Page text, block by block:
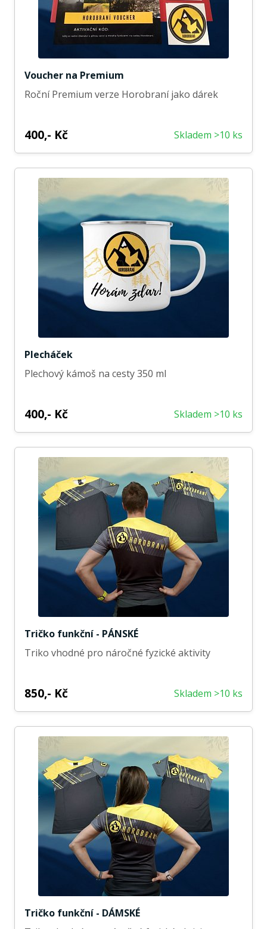
Voucher na Premium
Roční Premium verze Horobraní jako dárek
400,- Kč Skladem >10 ks
Plecháček
Plechový kámoš na cesty 350 ml
400,- Kč Skladem >10 ks
Tričko funkční - PÁNSKÉ
Triko vhodné pro náročné fyzické aktivity
850,- Kč Skladem >10 ks
Tričko funkční - DÁMSKÉ